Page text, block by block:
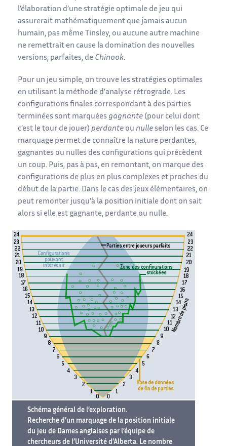
l’élaboration d’une stratégie optimale de jeu qui
assurerait mathématiquement que jamais aucun
humain, pas même Tinsley, ou aucune autre machine
ne remettrait en cause la domination des nouvelles
versions, parfaites, de Chinook.
Pour un jeu simple, on trouve les stratégies optimales
en utilisant la méthode d’analyse rétrograde. Les
configurations finales correspondant à des parties
terminées sont marquées gagnante (pour celui dont
c’est le tour de jouer) perdante ou nulle selon les cas. Ce
marquage permet de connaître la nature perdantes,
gagnantes ou nulles des configurations qui précèdent
un coup. Puis, pas à pas, en remontant, on marque des
configurations de plus en plus complexes et proches du
début de la partie. Dans le cas des jeux élémentaires, on
peut remonter jusqu’à la position initiale dont on sait
alors si elle est gagnante, perdante ou nulle.
Schéma général de l’exploration.
Recherche d’un marquage de la position initiale
du jeu de Dames anglaises par l’équipe de
chercheurs de l’Université d’Alberta. Le nombre